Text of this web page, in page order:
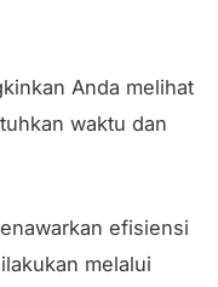
Anda melihat
waktu dan
efisiensi
melalui